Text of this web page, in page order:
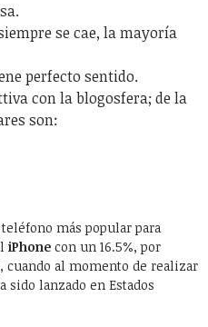
se cae, la mayoría
perfecto sentido.
con la blogosfera; de la
son:
más popular para
iPhone con un 16.5%, por
cuando al momento de realizar
sido lanzado en Estados